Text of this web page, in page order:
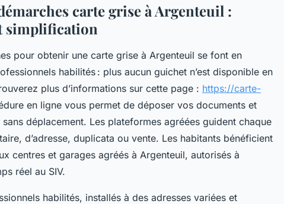
carte grise à Argenteuil :
simplification
pour obtenir une carte grise à Argenteuil se font en
habilités : plus aucun guichet n’est disponible en
plus d’informations sur cette page : https://carte-
en ligne vous permet de déposer vos documents et
sans déplacement. Les plateformes agréées guident chaque
d’adresse, duplicata ou vente. Les habitants bénéficient
centres et garages agréés à Argenteuil, autorisés à
réel au SIV.
habilités, installés à des adresses variées et